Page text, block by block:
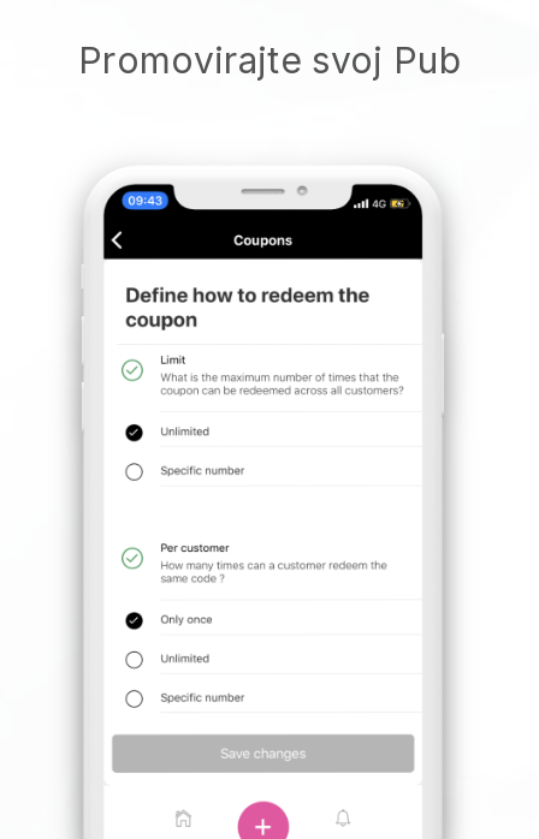
Promovirajte svoj Pub